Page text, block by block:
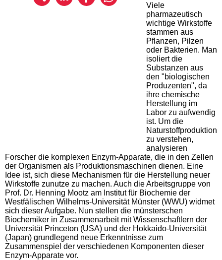
Viele
pharmazeutisch
wichtige Wirkstoffe
stammen aus
Pflanzen, Pilzen
oder Bakterien. Man
isoliert die
Substanzen aus
den "biologischen
Produzenten", da
ihre chemische
Herstellung im
Labor zu aufwendig
ist. Um die
Naturstoffproduktion
zu verstehen,
analysieren
Forscher die komplexen Enzym-Apparate, die in den Zellen
der Organismen als Produktionsmaschinen dienen. Eine
Idee ist, sich diese Mechanismen für die Herstellung neuer
Wirkstoffe zunutze zu machen. Auch die Arbeitsgruppe von
Prof. Dr. Henning Mootz am Institut für Biochemie der
Westfälischen Wilhelms-Universität Münster (WWU) widmet
sich dieser Aufgabe. Nun stellen die münsterschen
Biochemiker in Zusammenarbeit mit Wissenschaftlern der
Universität Princeton (USA) und der Hokkaido-Universität
(Japan) grundlegend neue Erkenntnisse zum
Zusammenspiel der verschiedenen Komponenten dieser
Enzym-Apparate vor.